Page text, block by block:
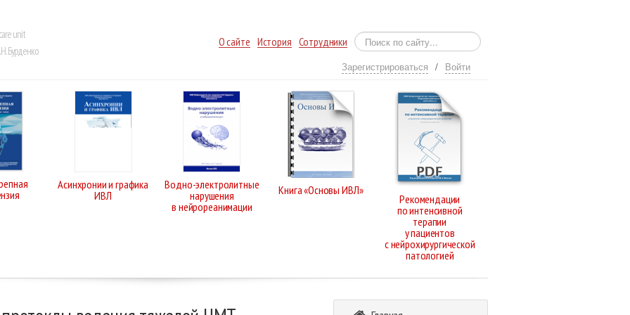
unit
Бурденко
О сайте История Сотрудники
Зарегистрироваться / Войти
Асинхронии и графика
ИВЛ
Водно-электролитные
нарушения
в нейрореанимации
Книга «Основы ИВЛ»
Рекомендации
по интенсивной
терапии
у пациентов
с нейрохирургической
патологией